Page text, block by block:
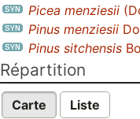
Picea menziesii
Pinus menziesii
Pinus sitchensis
Répartition
Carte Liste